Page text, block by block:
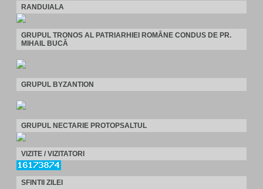
RANDUIALA
GRUPUL TRONOS AL PATRIARHIEI ROMÂNE CONDUS DE PR.
MIHAIL BUCĂ
GRUPUL BYZANTION
GRUPUL NECTARIE PROTOPSALTUL
VIZITE / VIZITATORI
SFINTII ZILEI